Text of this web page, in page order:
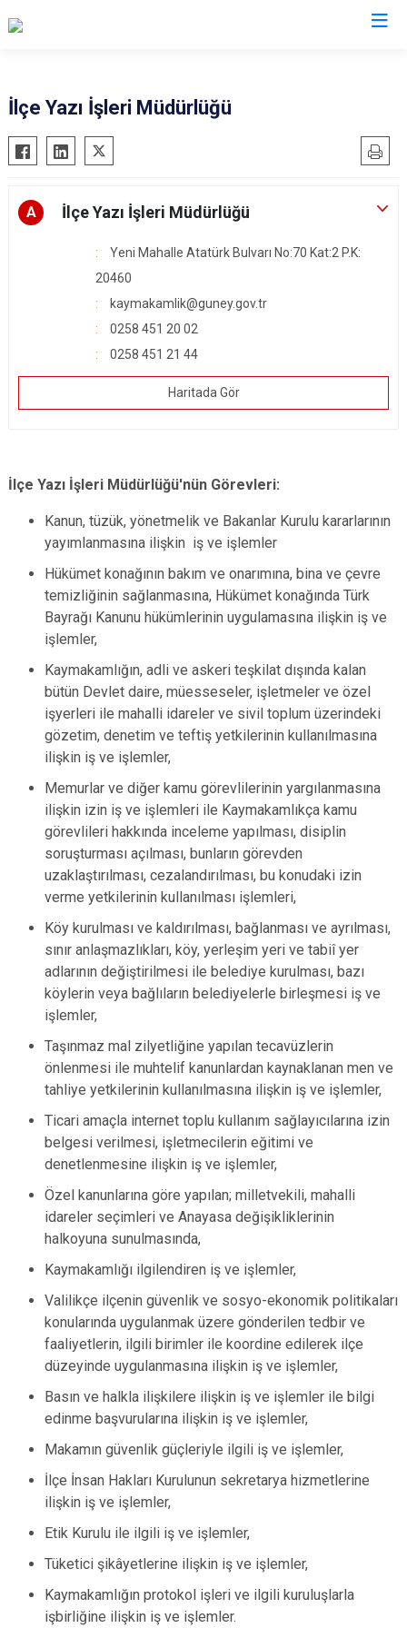
Acıpayam
Pamukkale
Babadağ
Baklan
Honaz
Kale
Serinhisar
İlçe Yazı İşleri Müdürlüğü
A İlçe Yazı İşleri Müdürlüğü
Yeni Mahalle Atatürk Bulvarı No:70 Kat:2 P.K:
20460
kaymakamlik@guney.gov.tr
0258 451 20 02
0258 451 21 44
Haritada Gör
İlçe Yazı İşleri Müdürlüğü'nün Görevleri:
Kanun, tüzük, yönetmelik ve Bakanlar Kurulu kararlarının
yayımlanmasına ilişkin iş ve işlemler
Hükümet konağının bakım ve onarımına, bina ve çevre
temizliğinin sağlanmasına, Hükümet konağında Türk
Bayrağı Kanunu hükümlerinin uygulamasına ilişkin iş ve
işlemler,
Kaymakamlığın, adli ve askeri teşkilat dışında kalan
bütün Devlet daire, müesseseler, işletmeler ve özel
işyerleri ile mahalli idareler ve sivil toplum üzerindeki
gözetim, denetim ve teftiş yetkilerinin kullanılmasına
ilişkin iş ve işlemler,
Memurlar ve diğer kamu görevlilerinin yargılanmasına
ilişkin izin iş ve işlemleri ile Kaymakamlıkça kamu
görevlileri hakkında inceleme yapılması, disiplin
soruşturması açılması, bunların görevden
uzaklaştırılması, cezalandırılması, bu konudaki izin
verme yetkilerinin kullanılması işlemleri,
Köy kurulması ve kaldırılması, bağlanması ve ayrılması,
sınır anlaşmazlıkları, köy, yerleşim yeri ve tabiî yer
adlarının değiştirilmesi ile belediye kurulması, bazı
köylerin veya bağlıların belediyelerle birleşmesi iş ve
işlemler,
Taşınmaz mal zilyetliğine yapılan tecavüzlerin
önlenmesi ile muhtelif kanunlardan kaynaklanan men ve
tahliye yetkilerinin kullanılmasına ilişkin iş ve işlemler,
Ticari amaçla internet toplu kullanım sağlayıcılarına izin
belgesi verilmesi, işletmecilerin eğitimi ve
denetlenmesine ilişkin iş ve işlemler,
Özel kanunlarına göre yapılan; milletvekili, mahalli
idareler seçimleri ve Anayasa değişikliklerinin
halkoyuna sunulmasında,
Kaymakamlığı ilgilendiren iş ve işlemler,
Valilikçe ilçenin güvenlik ve sosyo-ekonomik politikaları
konularında uygulanmak üzere gönderilen tedbir ve
faaliyetlerin, ilgili birimler ile koordine edilerek ilçe
düzeyinde uygulanmasına ilişkin iş ve işlemler,
Basın ve halkla ilişkilere ilişkin iş ve işlemler ile bilgi
edinme başvurularına ilişkin iş ve işlemler,
Makamın güvenlik güçleriyle ilgili iş ve işlemler,
İlçe İnsan Hakları Kurulunun sekretarya hizmetlerine
ilişkin iş ve işlemler,
Etik Kurulu ile ilgili iş ve işlemler,
Tüketici şikâyetlerine ilişkin iş ve işlemler,
Kaymakamlığın protokol işleri ve ilgili kuruluşlarla
işbirliğine ilişkin iş ve işlemler.